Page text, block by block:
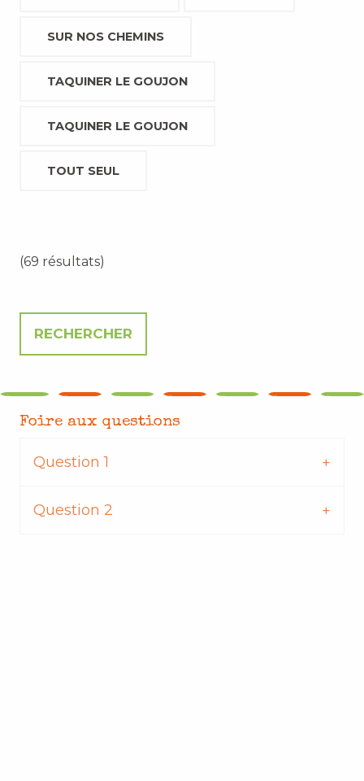
SUR NOS CHEMINS
TAQUINER LE GOUJON
TAQUINER LE GOUJON
TOUT SEUL
(69 résultats)
Foire aux questions
Question 1
Question 2